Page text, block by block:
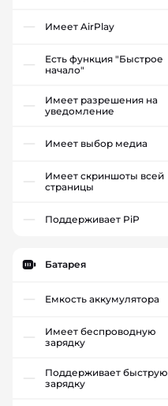
Имеет AirPlay
Есть функция "Быстрое
начало"
Имеет разрешения на
уведомление
Имеет выбор медиа
Имеет скриншоты всей
страницы
Поддерживает PiP
Батарея
Емкость аккумулятора
Имеет беспроводную
зарядку
Поддерживает быструю
зарядку